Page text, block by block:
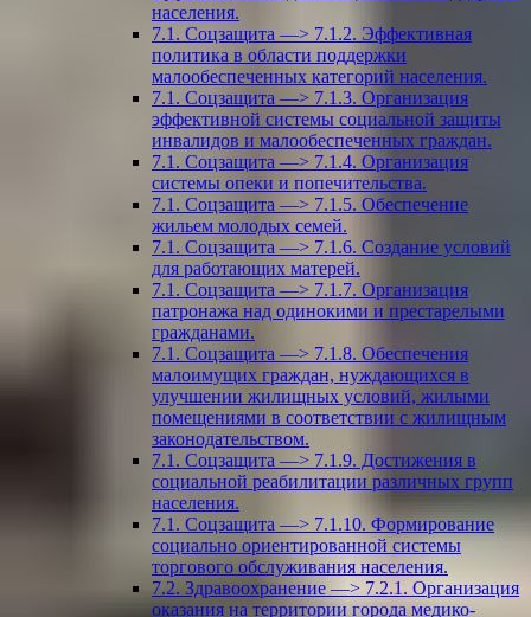
населения.
7.1. Соцзащита —> 7.1.2. Эффективная
политика в области поддержки
малообеспеченных категорий населения.
7.1. Соцзащита —> 7.1.3. Организация
эффективной системы социальной защиты
инвалидов и малообеспеченных граждан.
7.1. Соцзащита —> 7.1.4. Организация
системы опеки и попечительства.
7.1. Соцзащита —> 7.1.5. Обеспечение
жильем молодых семей.
7.1. Соцзащита —> 7.1.6. Создание условий
для работающих матерей.
7.1. Соцзащита —> 7.1.7. Организация
патронажа над одинокими и престарелыми
гражданами.
7.1. Соцзащита —> 7.1.8. Обеспечения
малоимущих граждан, нуждающихся в
улучшении жилищных условий, жилыми
помещениями в соответствии с жилищным
законодательством.
7.1. Соцзащита —> 7.1.9. Достижения в
социальной реабилитации различных групп
населения.
7.1. Соцзащита —> 7.1.10. Формирование
социально ориентированной системы
торгового обслуживания населения.
7.2. Здравоохранение —> 7.2.1. Организация
оказания на территории города медико-